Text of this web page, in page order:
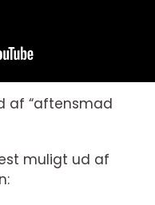
af “aftensmad
muligt ud af